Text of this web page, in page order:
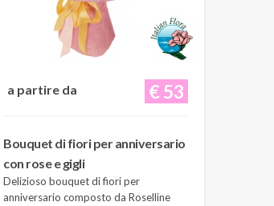
€ 53
a partire da
Bouquet di fiori per anniversario
con rose e gigli
Delizioso bouquet di fiori per
anniversario composto da Roselline